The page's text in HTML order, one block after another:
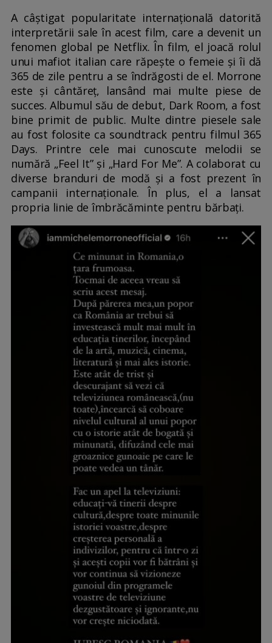
A câștigat popularitate internațională datorită
interpretării sale în acest film, care a devenit un
fenomen global pe Netflix. În film, el joacă rolul
unui mafiot italian care răpește o femeie și îi dă
365 de zile pentru a se îndrăgosti de el. Morrone
este și cântăreț, lansând mai multe piese de
succes. Albumul său de debut, Dark Room, a fost
bine primit de public. Multe dintre piesele sale
au fost folosite ca soundtrack pentru filmul 365
Days. Printre cele mai cunoscute melodii se
numără „Feel It” și „Hard For Me”. A colaborat cu
diverse branduri de modă și a fost prezent în
campanii internaționale. În plus, el a lansat
propria linie de îmbrăcăminte pentru bărbați.